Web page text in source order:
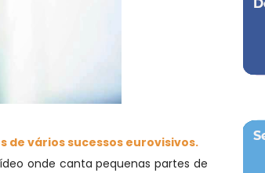
de vários sucessos eurovisivos.
onde canta pequenas partes de